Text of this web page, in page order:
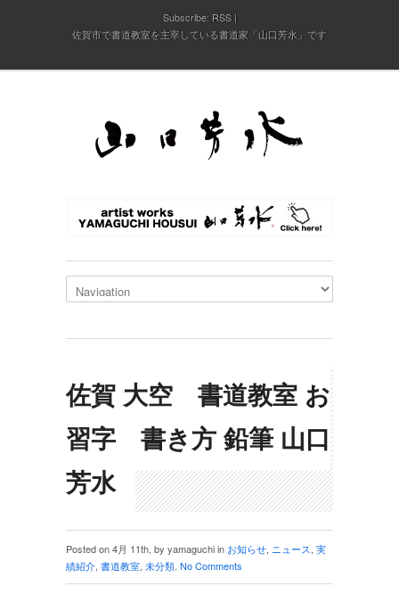
Subscribe: RSS
佐賀市で書道教室を主宰している書道家「山口芳水」です
佐賀 大空 書道教室 お
習字 書き方 鉛筆 山口
芳水
Posted on 4月 11th, by yamaguchi in お知らせ, ニュース, 実
績紹介, 書道教室, 未分類. No Comments